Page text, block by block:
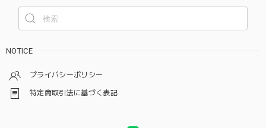
NOTICE
プライバシーポリシー
特定商取引法に基づく表記